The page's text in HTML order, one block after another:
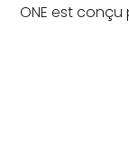
ONE est